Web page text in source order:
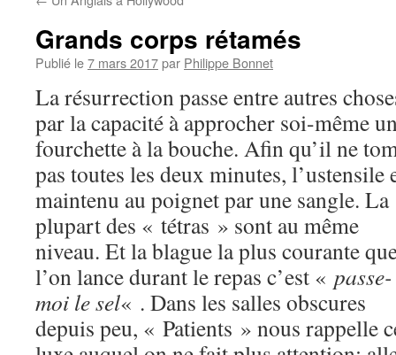
Grands corps rétamés
Publié le7 mars 2017par Philippe Bonnet
La résurrection passe entre autres
par la capacité à approcher soi-même
fourchette à la bouche. Afin qu’il ne
pas toutes les deux minutes, l’ustensile
maintenu au poignet par une sangle. La
plupart des « tétras » sont au même
niveau. Et la blague la plus courante
l’on lance durant le repas c’est « passe-
moi le sel« . Dans les salles obscures
depuis peu, « Patients » nous rappelle